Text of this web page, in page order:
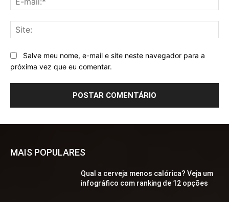
Salve meu nome, e-mail e site neste navegador para a
próxima vez que eu comentar.
MAIS POPULARES
Qual a cerveja menos calórica? Veja um
infográfico com ranking de 12 opções